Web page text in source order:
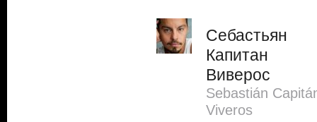
Себастьян
Капитан
Виверос
Sebastián
Viveros